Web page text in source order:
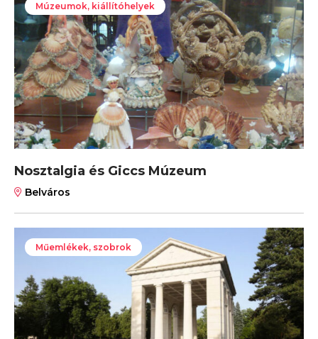
Múzeumok, kiállítóhelyek
Nosztalgia és Giccs Múzeum
Belváros
Műemlékek, szobrok